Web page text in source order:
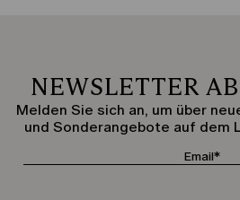
NEWSLETTER
Melden Sie sich an, um über
und Sonderangebote auf dem